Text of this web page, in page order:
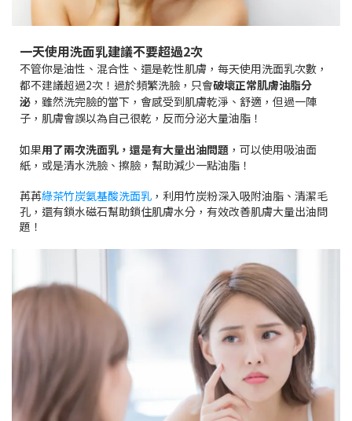
一天使用洗面乳建議不要超過2次
不管你是油性、混合性、還是乾性肌膚，每天使用洗面乳次數，
都不建議超過2次！過於頻繁洗臉，只會破壞正常肌膚油脂分
泌 ，雖然洗完臉的當下，會感受到肌膚乾淨、舒適，但過一陣
子，肌膚會誤以為自己很乾，反而分泌大量油脂！
如果用了兩次洗面乳，還是有大量出油問題 ，可以使用吸油面
紙，或是清水洗臉、擦臉，幫助減少一點油脂！
苒苒綠茶竹炭氨基酸洗面乳 ，利用竹炭粉深入吸附油脂、清潔毛
孔，還有鎖水磁石幫助鎖住肌膚水分，有效改善肌膚大量出油問
題！